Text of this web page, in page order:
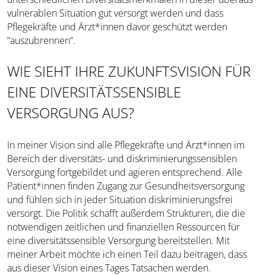
vulnerablen Situation gut versorgt werden und dass
Pflegekräfte und Ärzt*innen davor geschützt werden
“auszubrennen“.
WIE SIEHT IHRE ZUKUNFTSVISION FÜR
EINE DIVERSITÄTSSENSIBLE
VERSORGUNG AUS?
In meiner Vision sind alle Pflegekräfte und Ärzt*innen im
Bereich der diversitäts- und diskriminierungssensiblen
Versorgung fortgebildet und agieren entsprechend. Alle
Patient*innen finden Zugang zur Gesundheitsversorgung
und fühlen sich in jeder Situation diskriminierungsfrei
versorgt. Die Politik schafft außerdem Strukturen, die die
notwendigen zeitlichen und finanziellen Ressourcen für
eine diversitätssensible Versorgung bereitstellen. Mit
meiner Arbeit möchte ich einen Teil dazu beitragen, dass
aus dieser Vision eines Tages Tatsachen werden.